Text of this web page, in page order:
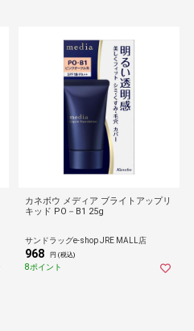
カネボウ メディア ブライトアップリ
キッド PO－B1 25g
サンドラッグe-shop JRE MALL店
968 円 (税込)
8ポイント